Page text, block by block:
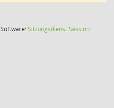
Software:SitzungsdienstSession(Wird in